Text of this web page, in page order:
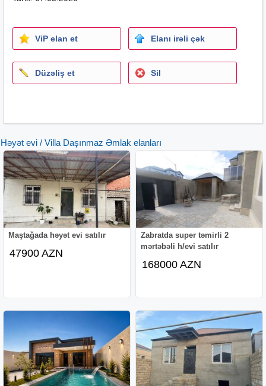
ViP elan et Elanı irəli çək
Düzəliş et Sil
Həyət evi / Villa Daşınmaz Əmlak elanları
Maştağada həyət evi satılır
47900 AZN
Zabratda super təmirli 2
mərtəbəli h/evi satılır
168000 AZN